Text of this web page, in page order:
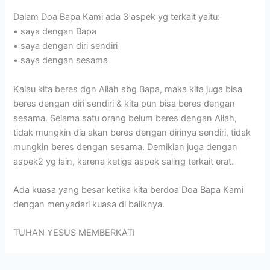
Dalam Doa Bapa Kami ada 3 aspek yg terkait yaitu:
• saya dengan Bapa
• saya dengan diri sendiri
• saya dengan sesama
Kalau kita beres dgn Allah sbg Bapa, maka kita juga bisa
beres dengan diri sendiri & kita pun bisa beres dengan
sesama. Selama satu orang belum beres dengan Allah,
tidak mungkin dia akan beres dengan dirinya sendiri, tidak
mungkin beres dengan sesama. Demikian juga dengan
aspek2 yg lain, karena ketiga aspek saling terkait erat.
Ada kuasa yang besar ketika kita berdoa Doa Bapa Kami
dengan menyadari kuasa di baliknya.
TUHAN YESUS MEMBERKATI